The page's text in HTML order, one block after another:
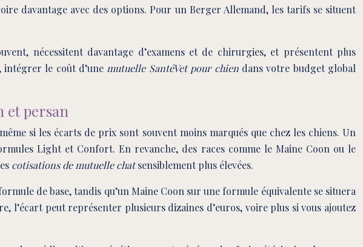
davantage avec des options. Pour un Berger Allemand, les tarifs se situent
nécessitent davantage d’examens et de chirurgies, et présentent plus
intégrer le coût d’une mutuelle SantéVet pour chiendans votre budget global
et persan
si les écarts de prix sont souvent moins marqués que chez les chiens. Un
Light et Confort. En revanche, des races comme le Maine Coon ou le
cotisations de mutuelle chatsensiblement plus élevées.
de base, tandis qu’un Maine Coon sur une formule équivalente se situera
l’écart peut représenter plusieurs dizaines d’euros, voire plus si vous ajoutez